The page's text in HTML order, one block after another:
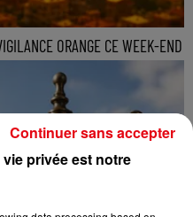
ORANGE CE WEEK-END
privée est notre
Continuer sans accepter